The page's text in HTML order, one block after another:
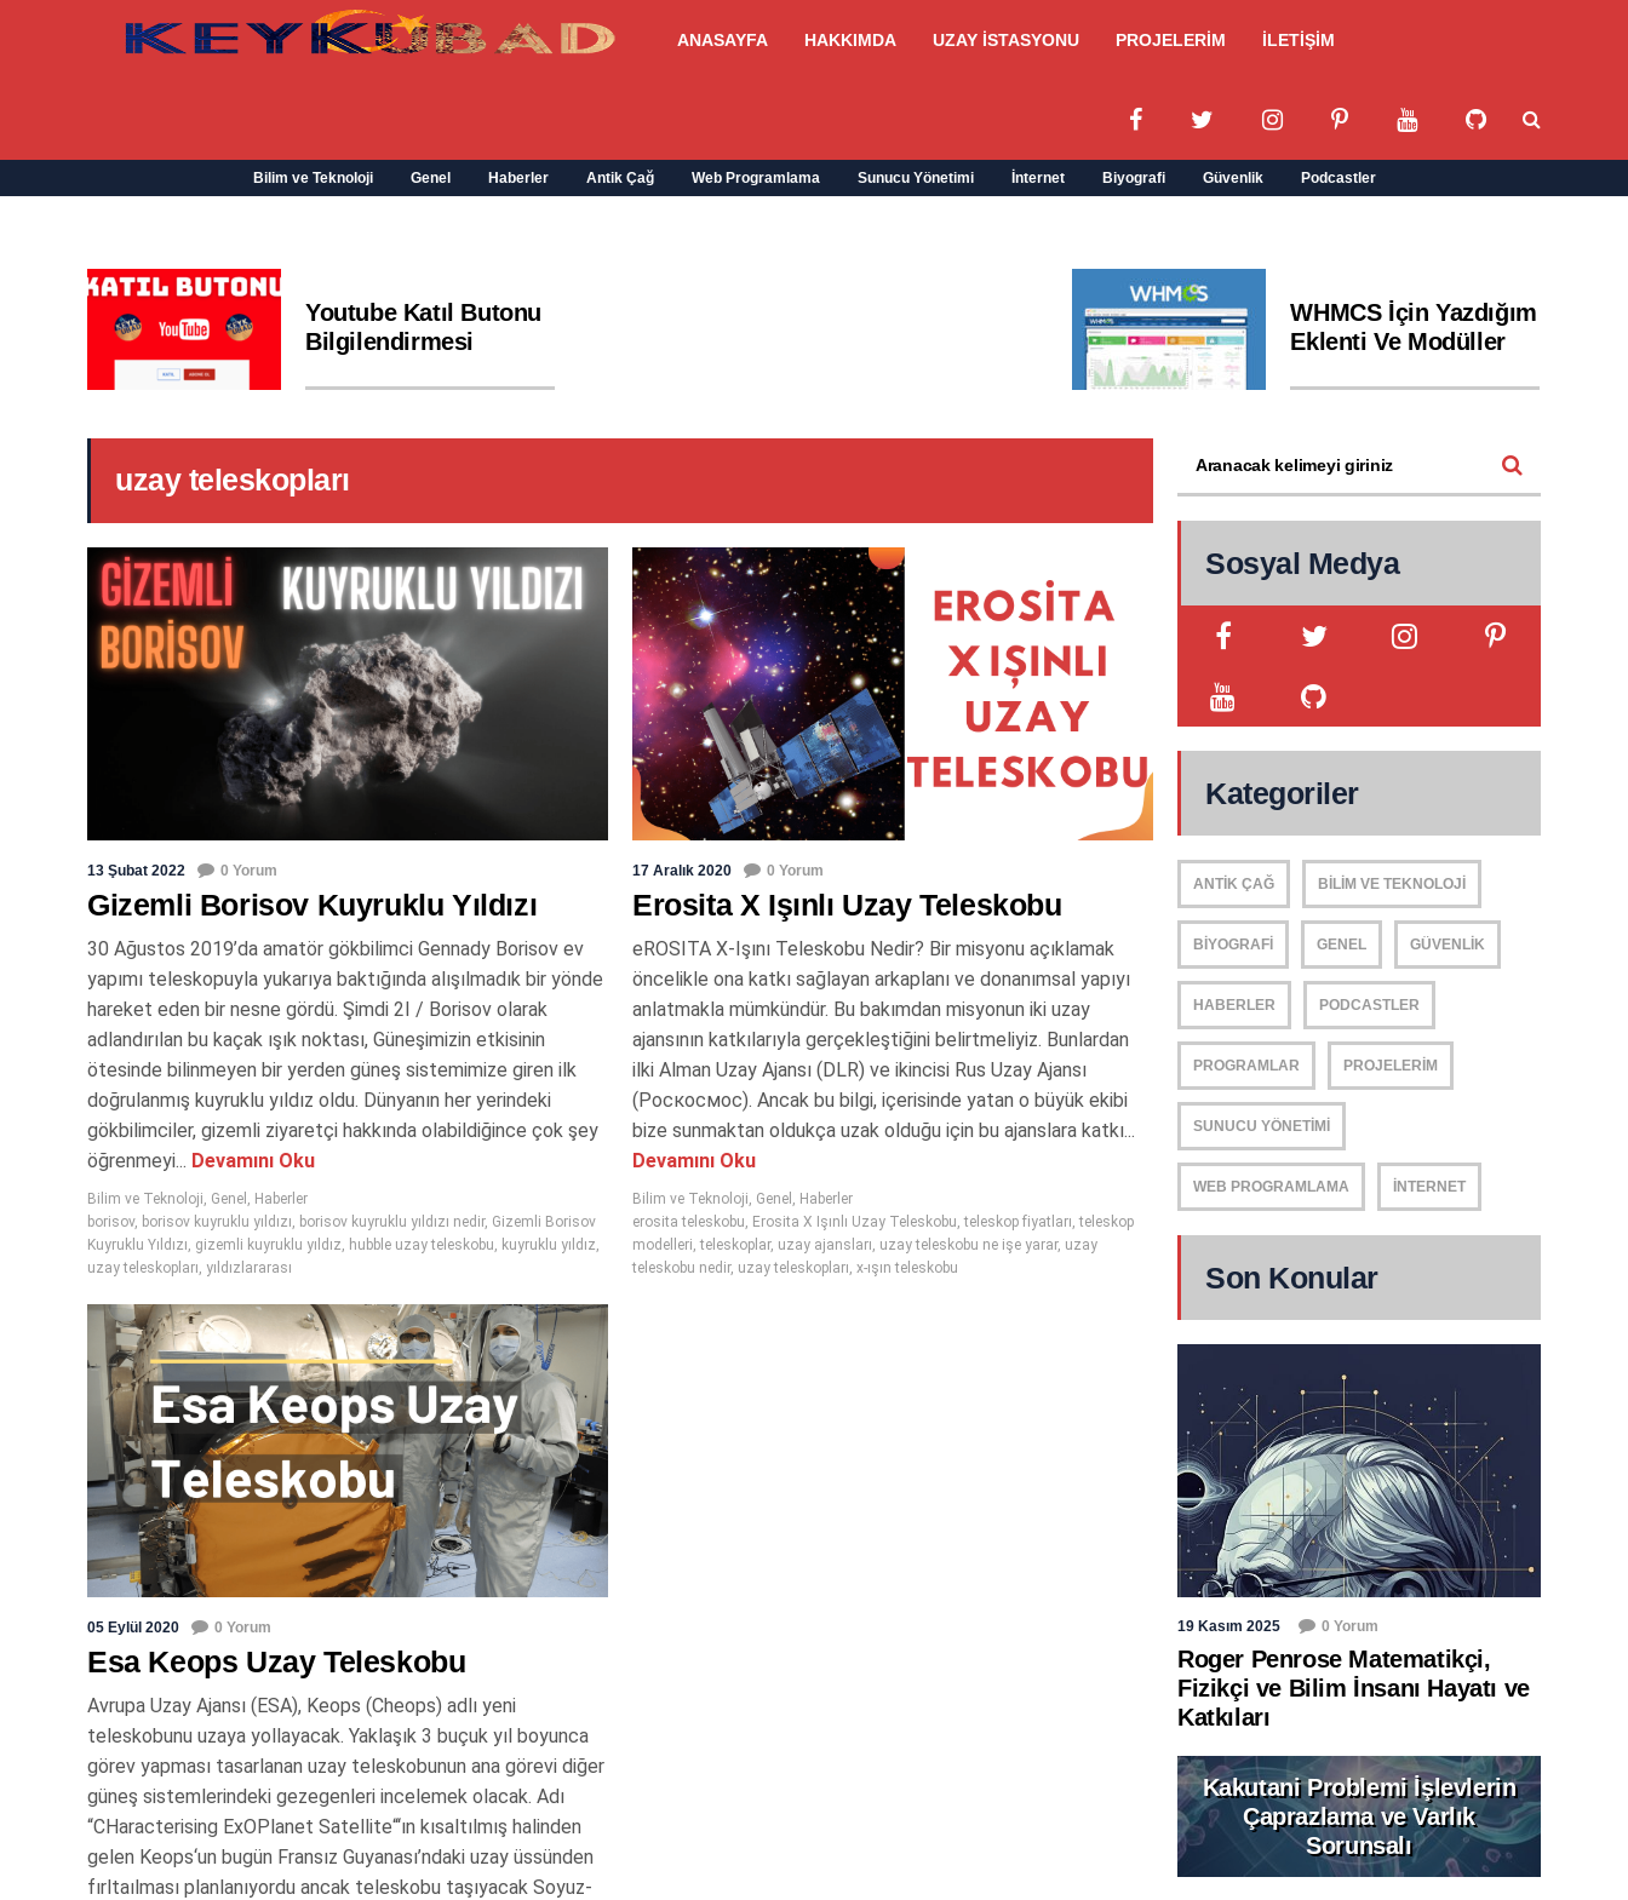
ANASAYFA HAKKIMDA UZAY İSTASYONU PROJELERİM İLETİŞİM
Bilim ve Teknoloji Genel Haberler Antik Çağ Web Programlama Sunucu Yönetimi İnternet Biyografi Güvenlik Podcastler
Youtube Katıl Butonu
Bilgilendirmesi
WHMCS İçin Yazdığım
Eklenti Ve Modüller
uzay teleskopları
13 Şubat 2022 0 Yorum
Gizemli Borisov Kuyruklu Yıldızı
30 Ağustos 2019’da amatör gökbilimci Gennady Borisov ev
yapımı teleskopuyla yukarıya baktığında alışılmadık bir yönde
hareket eden bir nesne gördü. Şimdi 2I / Borisov olarak
adlandırılan bu kaçak ışık noktası, Güneşimizin etkisinin
ötesinde bilinmeyen bir yerden güneş sistemimize giren ilk
doğrulanmış kuyruklu yıldız oldu. Dünyanın her yerindeki
gökbilimciler, gizemli ziyaretçi hakkında olabildiğince çok şey
öğrenmeyi... Devamını Oku
Bilim ve Teknoloji, Genel , Haberler
borisov, borisov kuyruklu yıldızı, borisov kuyruklu yıldızı nedir, Gizemli Borisov
Kuyruklu Yıldızı, gizemli kuyruklu yıldız, hubble uzay teleskobu, kuyruklu yıldız,
uzay teleskopları, yıldızlararası
17 Aralık 2020 0 Yorum
Erosita X Işınlı Uzay Teleskobu
eROSITA X-Işını Teleskobu Nedir? Bir misyonu açıklamak
öncelikle ona katkı sağlayan arkaplanı ve donanımsal yapıyı
anlatmakla mümkündür. Bu bakımdan misyonun iki uzay
ajansının katkılarıyla gerçekleştiğini belirtmeliyiz. Bunlardan
ilki Alman Uzay Ajansı (DLR) ve ikincisi Rus Uzay Ajansı
(Роскосмос). Ancak bu bilgi, içerisinde yatan o büyük ekibi
bize sunmaktan oldukça uzak olduğu için bu ajanslara katkı...
Devamını Oku
Bilim ve Teknoloji, Genel , Haberler
erosita teleskobu, Erosita X Işınlı Uzay Teleskobu,teleskop fiyatları,teleskop
modelleri,teleskoplar, uzay ajansları, uzay teleskobu ne işe yarar, uzay
teleskobu nedir, uzay teleskopları, x-ışın teleskobu
05 Eylül 2020 0 Yorum
Esa Keops Uzay Teleskobu
Avrupa Uzay Ajansı (ESA), Keops (Cheops) adlı yeni
teleskobunu uzaya yollayacak. Yaklaşık 3 buçuk yıl boyunca
görev yapması tasarlanan uzay teleskobunun ana görevi diğer
güneş sistemlerindeki gezegenleri incelemek olacak. Adı
“CHaracterising ExOPlanet Satellite“‘ın kısaltılmış halinden
gelen Keops‘un bugün Fransız Guyanası’ndaki uzay üssünden
fırltaılması planlanıyordu ancak teleskobu taşıyacak Soyuz-
Sosyal Medya
Kategoriler
ANTIK ÇAĞ BILIM VE TEKNOLOJI
BIYOGRAFI GENEL GÜVENLIK
HABERLER PODCASTLER
PROGRAMLAR PROJELERIM
SUNUCU YÖNETIMI
WEB PROGRAMLAMA İNTERNET
Son Konular
19 Kasım 2025 0 Yorum
Roger Penrose Matematikçi,
Fizikçi ve Bilim İnsanı Hayatı ve
Katkıları
Kakutani Problemi İşlevlerin
Çaprazlama ve Varlık
Sorunsalı